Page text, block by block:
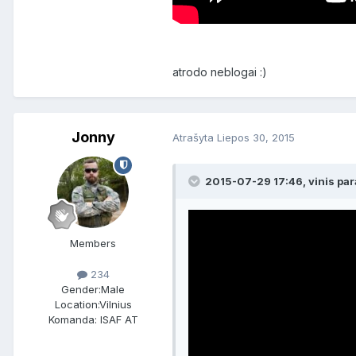
atrodo neblogai :)
Jonny
Members
234
Gender:Male
Location:Vilnius
Komanda: ISAF AT
Atrašyta Liepos 30, 2015
2015-07-29 17:46, vinis